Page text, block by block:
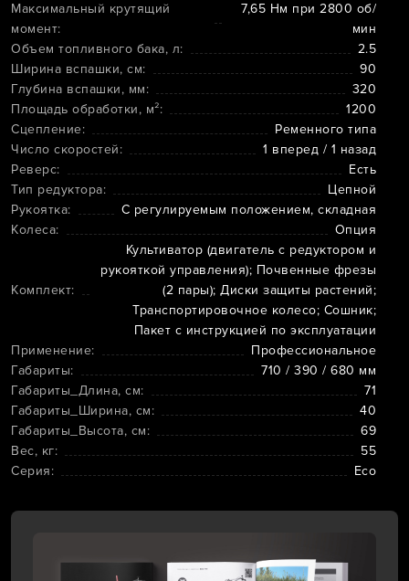
Максимальный крутящий
момент:
7,65 Нм при 2800 об/
мин
Объем топливного бака, л:
2.5
Ширина вспашки, см:
90
Глубина вспашки, мм:
320
Площадь обработки, м²:
1200
Сцепление:
Ременного типа
Число скоростей:
1 вперед / 1 назад
Реверс:
Есть
Тип редуктора:
Цепной
Рукоятка:
С регулируемым положением, складная
Колеса:
Опция
Комплект:
Культиватор (двигатель с редуктором и
рукояткой управления); Почвенные фрезы
(2 пары); Диски защиты растений;
Транспортировочное колесо; Сошник;
Пакет с инструкцией по эксплуатации
Применение:
Профессиональное
Габариты:
710 / 390 / 680 мм
Габариты_Длина, см:
71
Габариты_Ширина, см:
40
Габариты_Высота, см:
69
Вес, кг:
55
Серия:
Eco